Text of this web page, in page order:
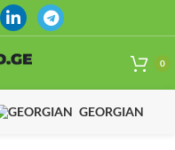
0
GEORGIAN